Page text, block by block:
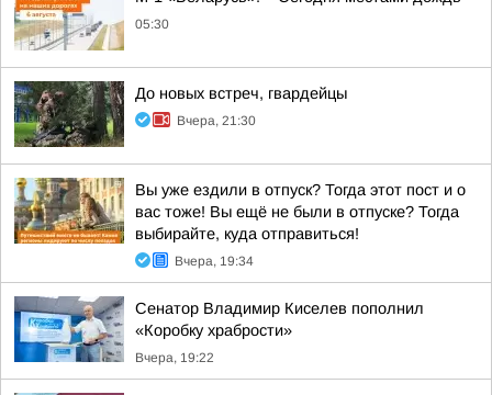
05:30
До новых встреч, гвардейцы
Вчера, 21:30
Вы уже ездили в отпуск? Тогда этот пост и о
вас тоже! Вы ещё не были в отпуске? Тогда
выбирайте, куда отправиться!
Вчера, 19:34
Сенатор Владимир Киселев пополнил
«Коробку храбрости»
Вчера, 19:22